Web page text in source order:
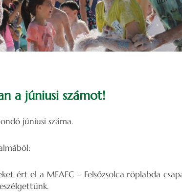
a júniusi számot!
júniusi száma.
ért el a MEAFC – Felsőzsolca röplabda